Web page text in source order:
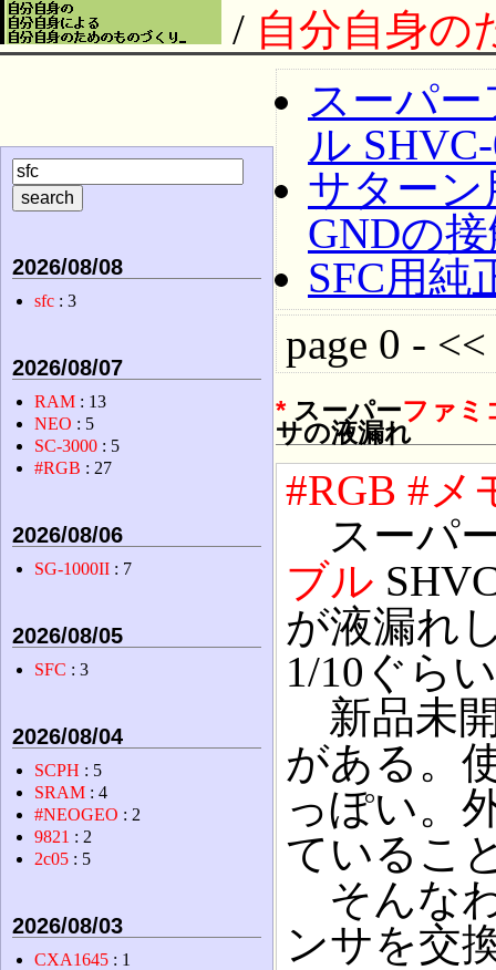
/ 自分自身の
スーパ
ル
サターン
GNDの
SFC用純
page 0 -
*スーパーファミ
サの液漏れ
#RGB #メ
スーパ
ブル
が液漏れ
1/10ぐら
新品未
がある。
っぽい。
ているこ
そんな
ンサを交
2026/08/08
sfc : 3
2026/08/07
RAM : 13
NEO : 5
SC-3000 : 5
#RGB : 27
2026/08/06
SG-1000II : 7
2026/08/05
SFC : 3
2026/08/04
SCPH : 5
SRAM : 4
#NEOGEO : 2
9821 : 2
2c05 : 5
2026/08/03
CXA1645 : 1